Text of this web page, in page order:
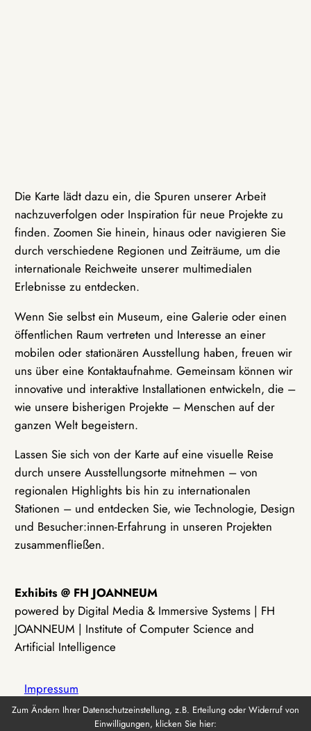
Die Karte lädt dazu ein, die Spuren unserer Arbeit
nachzuverfolgen oder Inspiration für neue Projekte zu
finden. Zoomen Sie hinein, hinaus oder navigieren Sie
durch verschiedene Regionen und Zeiträume, um die
internationale Reichweite unserer multimedialen
Erlebnisse zu entdecken.
Wenn Sie selbst ein Museum, eine Galerie oder einen
öffentlichen Raum vertreten und Interesse an einer
mobilen oder stationären Ausstellung haben, freuen wir
uns über eine Kontaktaufnahme. Gemeinsam können wir
innovative und interaktive Installationen entwickeln, die –
wie unsere bisherigen Projekte – Menschen auf der
ganzen Welt begeistern.
Lassen Sie sich von der Karte auf eine visuelle Reise
durch unsere Ausstellungsorte mitnehmen – von
regionalen Highlights bis hin zu internationalen
Stationen – und entdecken Sie, wie Technologie, Design
und Besucher:innen-Erfahrung in unseren Projekten
zusammenfließen.
Exhibits @ FH JOANNEUM
powered by Digital Media & Immersive Systems | FH
JOANNEUM | Institute of Computer Science and
Artificial Intelligence
Impressum
Zum Ändern Ihrer Datenschutzeinstellung, z.B. Erteilung oder Widerruf von
Einwilligungen, klicken Sie hier: